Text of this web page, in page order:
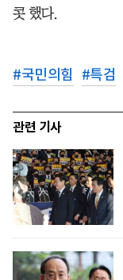
콧 했다.
#국민의힘 #특검
관련 기사